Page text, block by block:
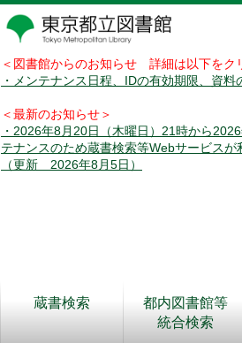
＜図書館からのお知らせ 詳細は以下をク
・メンテナンス日程、IDの有効期限、資
＜最新のお知らせ＞
・2026年8月20日（木曜日）21時から
テナンスのため蔵書検索等Webサービスが
（更新 2026年8月5日）
蔵書検索
都内図書館等
統合検索